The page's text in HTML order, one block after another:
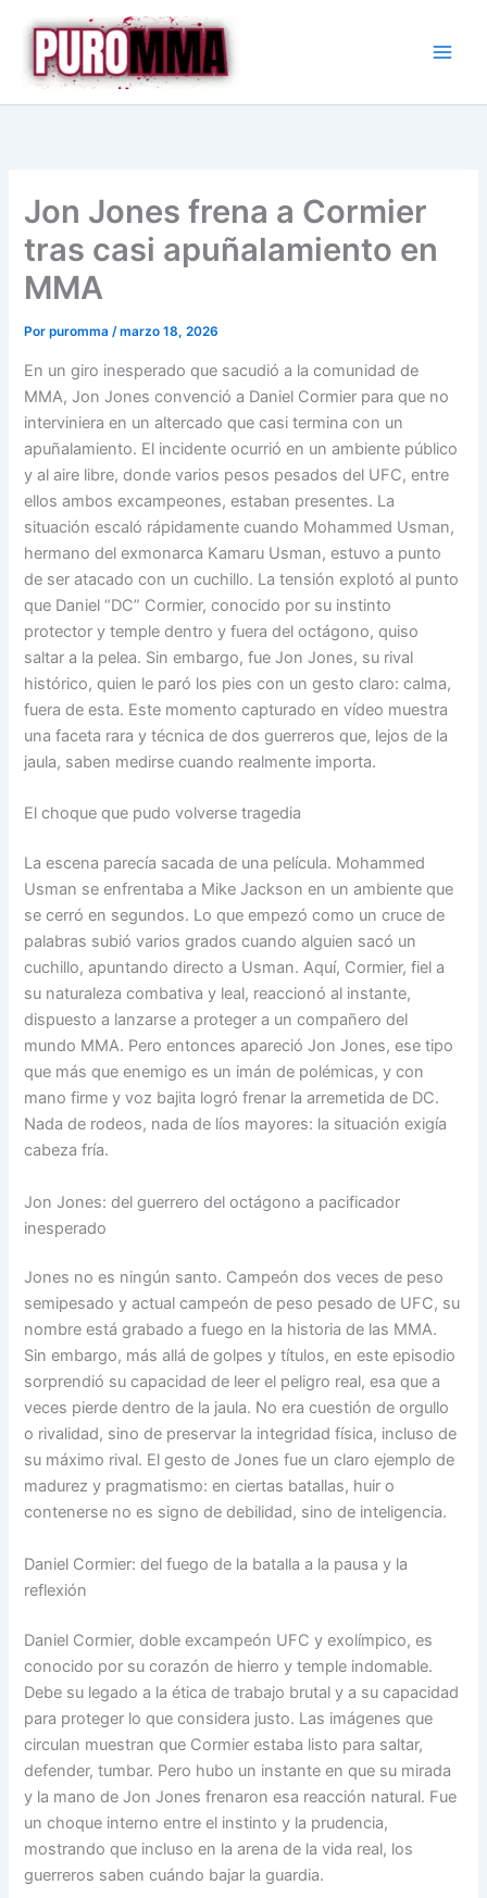
contenido
Jon Jones frena a Cormier
tras casi apuñalamiento en
MMA
Porpuromma/marzo 18, 2026
En un giro inesperado que sacudió a la comunidad de
MMA, Jon Jones convenció a Daniel Cormier para que no
interviniera en un altercado que casi termina con un
apuñalamiento. El incidente ocurrió en un ambiente público
y al aire libre, donde varios pesos pesados del UFC, entre
ellos ambos excampeones, estaban presentes. La
situación escaló rápidamente cuando Mohammed Usman,
hermano del exmonarca Kamaru Usman, estuvo a punto
de ser atacado con un cuchillo. La tensión explotó al punto
que Daniel “DC” Cormier, conocido por su instinto
protector y temple dentro y fuera del octágono, quiso
saltar a la pelea. Sin embargo, fue Jon Jones, su rival
histórico, quien le paró los pies con un gesto claro: calma,
fuera de esta. Este momento capturado en vídeo muestra
una faceta rara y técnica de dos guerreros que, lejos de la
jaula, saben medirse cuando realmente importa.
El choque que pudo volverse tragedia
La escena parecía sacada de una película. Mohammed
Usman se enfrentaba a Mike Jackson en un ambiente que
se cerró en segundos. Lo que empezó como un cruce de
palabras subió varios grados cuando alguien sacó un
cuchillo, apuntando directo a Usman. Aquí, Cormier, fiel a
su naturaleza combativa y leal, reaccionó al instante,
dispuesto a lanzarse a proteger a un compañero del
mundo MMA. Pero entonces apareció Jon Jones, ese tipo
que más que enemigo es un imán de polémicas, y con
mano firme y voz bajita logró frenar la arremetida de DC.
Nada de rodeos, nada de líos mayores: la situación exigía
cabeza fría.
Jon Jones: del guerrero del octágono a pacificador
inesperado
Jones no es ningún santo. Campeón dos veces de peso
semipesado y actual campeón de peso pesado de UFC, su
nombre está grabado a fuego en la historia de las MMA.
Sin embargo, más allá de golpes y títulos, en este episodio
sorprendió su capacidad de leer el peligro real, esa que a
veces pierde dentro de la jaula. No era cuestión de orgullo
o rivalidad, sino de preservar la integridad física, incluso de
su máximo rival. El gesto de Jones fue un claro ejemplo de
madurez y pragmatismo: en ciertas batallas, huir o
contenerse no es signo de debilidad, sino de inteligencia.
Daniel Cormier: del fuego de la batalla a la pausa y la
reflexión
Daniel Cormier, doble excampeón UFC y exolímpico, es
conocido por su corazón de hierro y temple indomable.
Debe su legado a la ética de trabajo brutal y a su capacidad
para proteger lo que considera justo. Las imágenes que
circulan muestran que Cormier estaba listo para saltar,
defender, tumbar. Pero hubo un instante en que su mirada
y la mano de Jon Jones frenaron esa reacción natural. Fue
un choque interno entre el instinto y la prudencia,
mostrando que incluso en la arena de la vida real, los
guerreros saben cuándo bajar la guardia.